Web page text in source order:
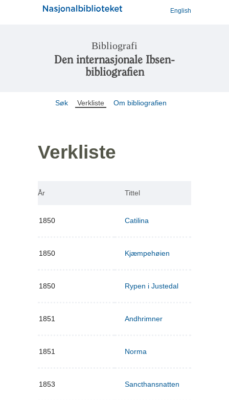
English
Bibliografi
Den internasjonale Ibsen-
bibliografien
Søk Verkliste Om bibliografien
Verkliste
År Tittel
1850 Catilina
1850 Kjæmpehøien
1850 Rypen i Justedal
1851 Andhrimner
1851 Norma
1853 Sancthansnatten